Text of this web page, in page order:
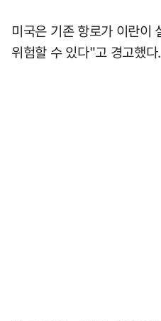
미국은 기존 항로가 이란이
위험할 수 있다"고 경고했다.